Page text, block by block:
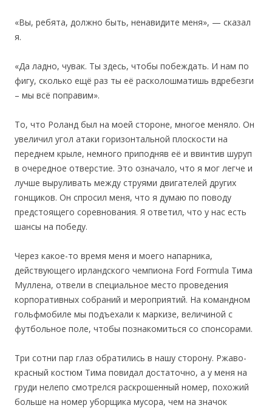
«Вы, ребята, должно быть, ненавидите меня», — сказал
я.
«Да ладно, чувак. Ты здесь, чтобы побеждать. И нам по
фигу, сколько ещё раз ты её расколошматишь вдребезги
– мы всё поправим».
То, что Роланд был на моей стороне, многое меняло. Он
увеличил угол атаки горизонтальной плоскости на
переднем крыле, немного приподняв её и ввинтив шуруп
в очередное отверстие. Это означало, что я мог легче и
лучше выруливать между струями двигателей других
гонщиков. Он спросил меня, что я думаю по поводу
предстоящего соревнования. Я ответил, что у нас есть
шансы на победу.
Через какое-то время меня и моего напарника,
действующего ирландского чемпиона Ford Formula Тима
Муллена, отвели в специальное место проведения
корпоративных собраний и мероприятий. На командном
гольфмобиле мы подъехали к маркизе, величиной с
футбольное поле, чтобы познакомиться со спонсорами.
Три сотни пар глаз обратились в нашу сторону. Ржаво-
красный костюм Тима повидал достаточно, а у меня на
груди нелепо смотрелся раскрошенный номер, похожий
больше на номер уборщика мусора, чем на значок